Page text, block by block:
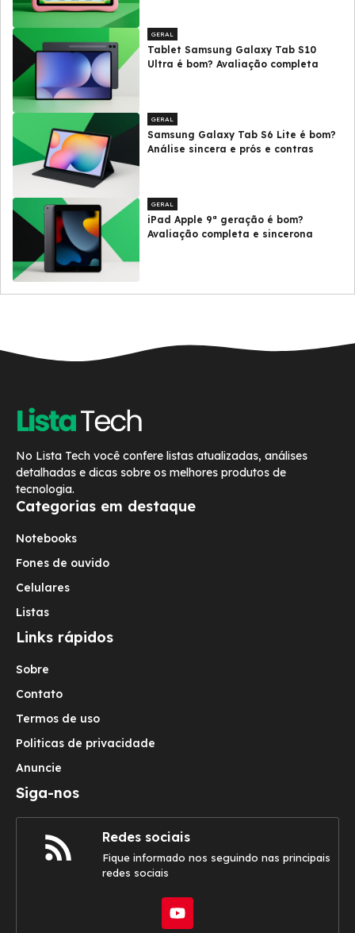
GERAL
Tablet Samsung Galaxy Tab S10
Ultra é bom? Avaliação completa
GERAL
Samsung Galaxy Tab S6 Lite é bom?
Análise sincera e prós e contras
GERAL
iPad Apple 9ª geração é bom?
Avaliação completa e sincerona
No Lista Tech você confere listas atualizadas, análises
detalhadas e dicas sobre os melhores produtos de
tecnologia.
Categorias em destaque
Notebooks
Fones de ouvido
Celulares
Listas
Links rápidos
Sobre
Contato
Termos de uso
Politicas de privacidade
Anuncie
Siga-nos
Redes sociais
Fique informado nos seguindo nas principais
redes sociais